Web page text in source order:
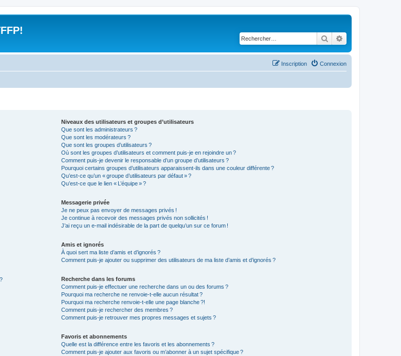
Rechercher
Connexion
Inscription
Niveaux des utilisateurs et groupes d’utilisateurs
Que sont les administrateurs ?
Que sont les modérateurs ?
Que sont les groupes d’utilisateurs ?
Où sont les groupes d’utilisateurs et comment puis-je en rejoindre un ?
Comment puis-je devenir le responsable d’un groupe d’utilisateurs ?
Pourquoi certains groupes d’utilisateurs apparaissent-ils dans une couleur différente ?
Qu’est-ce qu’un « groupe d’utilisateurs par défaut » ?
Qu’est-ce que le lien « L’équipe » ?
Messagerie privée
Je ne peux pas envoyer de messages privés !
Je continue à recevoir des messages privés non sollicités !
J’ai reçu un e-mail indésirable de la part de quelqu’un sur ce forum !
Amis et ignorés
À quoi sert ma liste d’amis et d’ignorés ?
Comment puis-je ajouter ou supprimer des utilisateurs de ma liste d’amis et d’ignorés ?
Recherche dans les forums
Comment puis-je effectuer une recherche dans un ou des forums ?
Pourquoi ma recherche ne renvoie-t-elle aucun résultat ?
Pourquoi ma recherche renvoie-t-elle une page blanche ?!
Comment puis-je rechercher des membres ?
Comment puis-je retrouver mes propres messages et sujets ?
Favoris et abonnements
Quelle est la différence entre les favoris et les abonnements ?
Comment puis-je ajouter aux favoris ou m’abonner à un sujet spécifique ?